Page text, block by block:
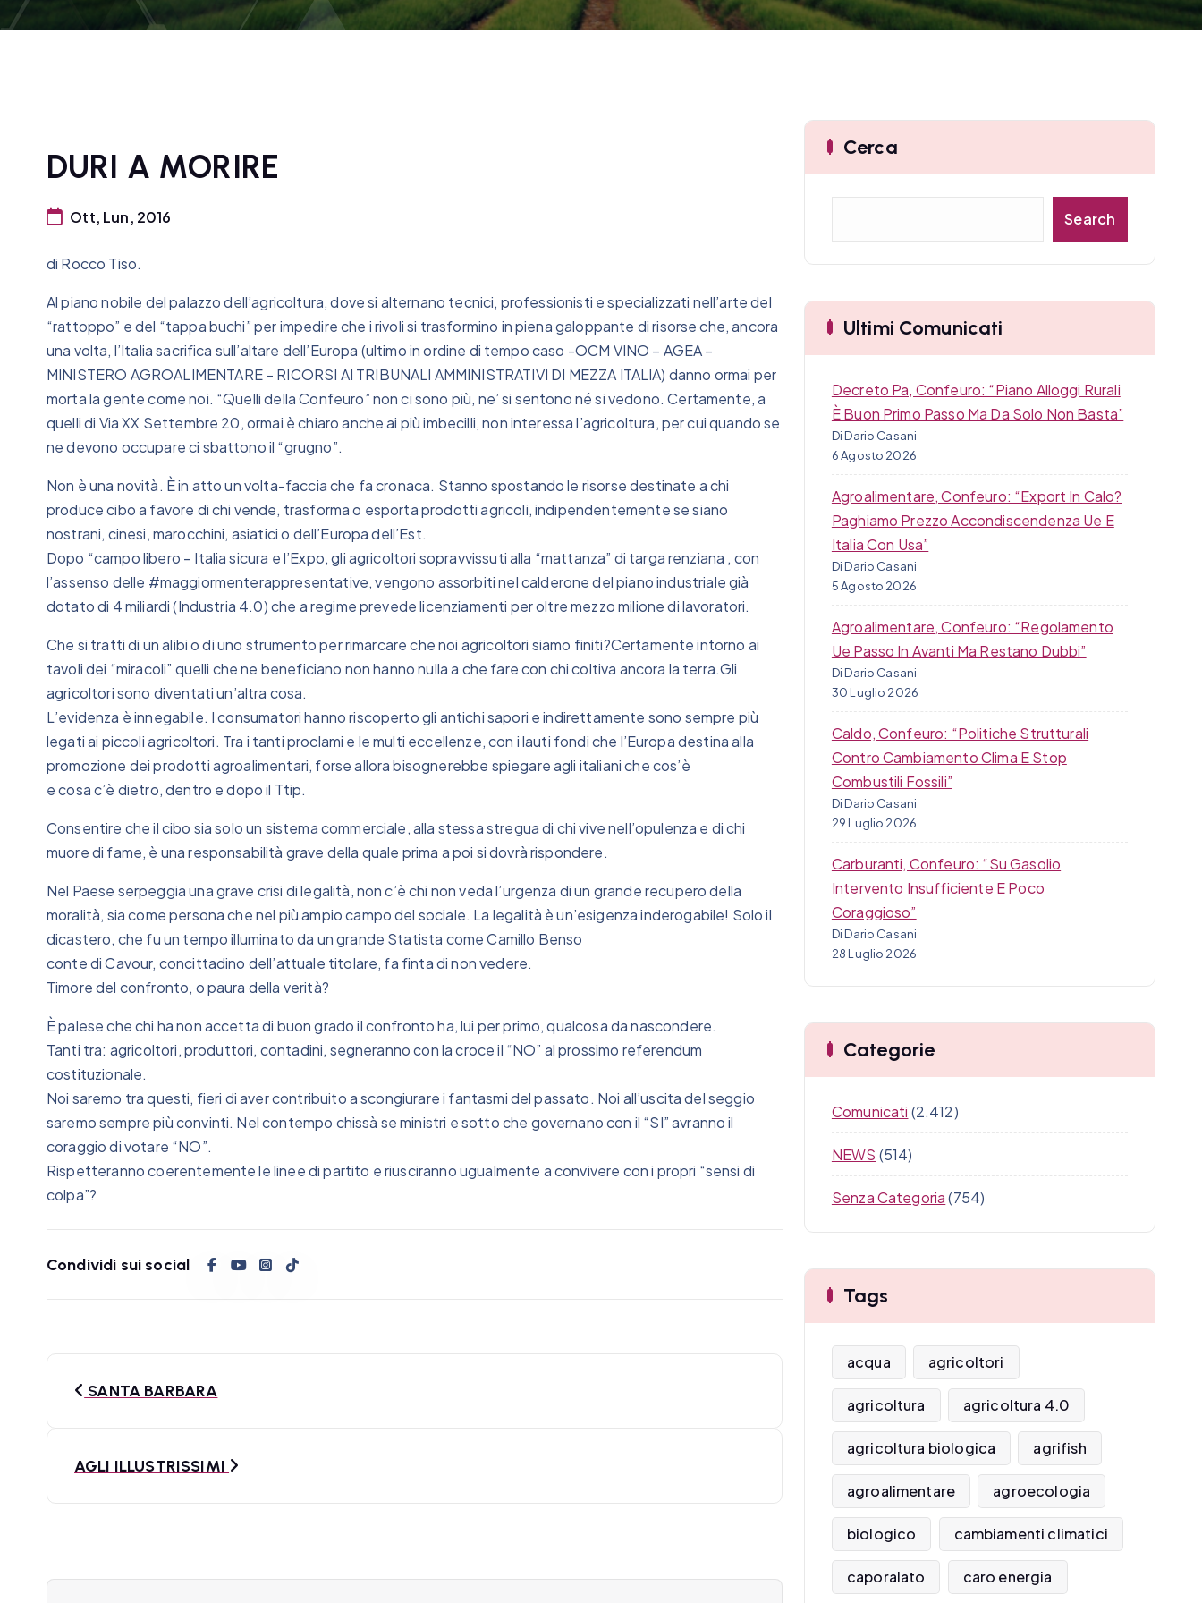
DURI A MORIRE
Ott, Lun, 2016
di Rocco Tiso.
Al piano nobile del palazzo dell’agricoltura, dove si alternano tecnici, professionisti e specializzati nell’arte del
“rattoppo” e del “tappa buchi” per impedire che i rivoli si trasformino in piena galoppante di risorse che, ancora
una volta, l’Italia sacrifica sull’altare dell’Europa (ultimo in ordine di tempo caso -OCM VINO – AGEA –
MINISTERO AGROALIMENTARE – RICORSI AI TRIBUNALI AMMINISTRATIVI DI MEZZA ITALIA) danno ormai per
morta la gente come noi. “Quelli della Confeuro” non ci sono più, ne’ si sentono né si vedono. Certamente, a
quelli di Via XX Settembre 20, ormai è chiaro anche ai più imbecilli, non interessa l’agricoltura, per cui quando se
ne devono occupare ci sbattono il “grugno”.
Non è una novità. È in atto un volta-faccia che fa cronaca. Stanno spostando le risorse destinate a chi
produce cibo a favore di chi vende, trasforma o esporta prodotti agricoli, indipendentemente se siano
nostrani, cinesi, marocchini, asiatici o dell’Europa dell’Est.
Dopo “campo libero – Italia sicura e l’Expo, gli agricoltori sopravvissuti alla “mattanza” di targa renziana , con
l’assenso delle #maggiormenterappresentative, vengono assorbiti nel calderone del piano industriale già
dotato di 4 miliardi (Industria 4.0) che a regime prevede licenziamenti per oltre mezzo milione di lavoratori.
Che si tratti di un alibi o di uno strumento per rimarcare che noi agricoltori siamo finiti?Certamente intorno ai
tavoli dei “miracoli” quelli che ne beneficiano non hanno nulla a che fare con chi coltiva ancora la terra.Gli
agricoltori sono diventati un’altra cosa.
L’evidenza è innegabile. I consumatori hanno riscoperto gli antichi sapori e indirettamente sono sempre più
legati ai piccoli agricoltori. Tra i tanti proclami e le multi eccellenze, con i lauti fondi che l’Europa destina alla
promozione dei prodotti agroalimentari, forse allora bisognerebbe spiegare agli italiani che cos’è
e cosa c’è dietro, dentro e dopo il Ttip.
Consentire che il cibo sia solo un sistema commerciale, alla stessa stregua di chi vive nell’opulenza e di chi
muore di fame, è una responsabilità grave della quale prima a poi si dovrà rispondere.
Nel Paese serpeggia una grave crisi di legalità, non c’è chi non veda l’urgenza di un grande recupero della
moralità, sia come persona che nel più ampio campo del sociale. La legalità è un’esigenza inderogabile! Solo il
dicastero, che fu un tempo illuminato da un grande Statista come Camillo Benso
conte di Cavour, concittadino dell’attuale titolare, fa finta di non vedere.
Timore del confronto, o paura della verità?
È palese che chi ha non accetta di buon grado il confronto ha, lui per primo, qualcosa da nascondere.
Tanti tra: agricoltori, produttori, contadini, segneranno con la croce il “NO” al prossimo referendum
costituzionale.
Noi saremo tra questi, fieri di aver contribuito a scongiurare i fantasmi del passato. Noi all’uscita del seggio
saremo sempre più convinti. Nel contempo chissà se ministri e sotto che governano con il “SI” avranno il
coraggio di votare “NO”.
Rispetteranno coerentemente le linee di partito e riusciranno ugualmente a convivere con i propri “sensi di
colpa”?
Condividi sui social
SANTA BARBARA
AGLI ILLUSTRISSIMI
Cerca
a
Search
Ultimi Comunicati
Decreto Pa, Confeuro: “Piano Alloggi Rurali
È Buon Primo Passo Ma Da Solo Non Basta”
Di Dario Casani
6 Agosto 2026
Agroalimentare, Confeuro: “Export In Calo?
Paghiamo Prezzo Accondiscendenza Ue E
Italia Con Usa”
Di Dario Casani
5 Agosto 2026
Agroalimentare, Confeuro: “Regolamento
Ue Passo In Avanti Ma Restano Dubbi”
Di Dario Casani
30 Luglio 2026
Caldo, Confeuro: “Politiche Strutturali
Contro Cambiamento Clima E Stop
Combustili Fossili”
Di Dario Casani
29 Luglio 2026
Carburanti, Confeuro: “Su Gasolio
Intervento Insufficiente E Poco
Coraggioso”
Di Dario Casani
28 Luglio 2026
Categorie
Comunicati (2.412)
NEWS (514)
Senza Categoria(754)
Tags
acqua agricoltori
agricoltura agricoltura 4.0
agricoltura biologica agrifish
agroalimentare agroecologia
biologico cambiamenti climatici
caporalato caro energia